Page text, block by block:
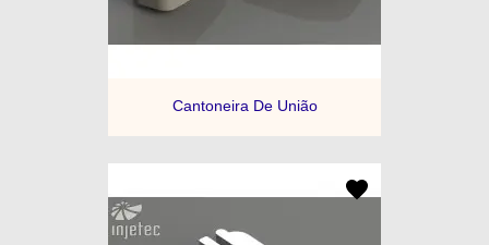
Cantoneira De União